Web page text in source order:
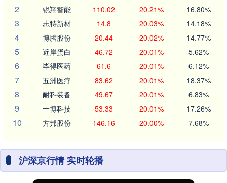
2 锐翔智能 110.02 20.21% 16.80%
3 志特新材 14.8 20.03% 14.18%
4 博腾股份 20.44 20.02% 14.77%
5 近岸蛋白 46.72 20.01% 5.62%
6 毕得医药 61.6 20.01% 6.12%
7 五洲医疗 83.62 20.01% 18.37%
8 耐科装备 49.67 20.01% 6.83%
9 一博科技 53.33 20.01% 17.26%
10 方邦股份 146.16 20.00% 7.68%
沪深京行情 实时轮播